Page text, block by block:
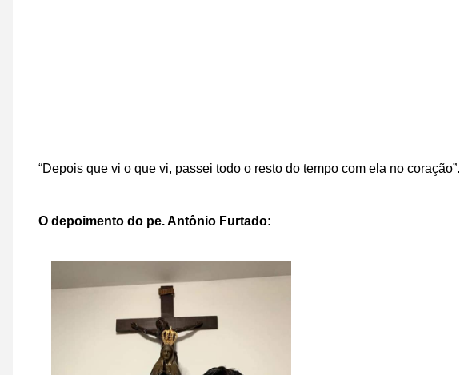
“Depois que vi o que vi, passei todo o resto do tempo com ela no coração”.
O depoimento do pe. Antônio Furtado: